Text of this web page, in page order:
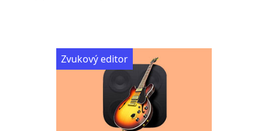
Zvukový editor